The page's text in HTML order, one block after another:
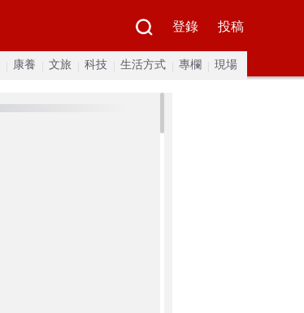
登錄 投稿
康養 文旅 科技 生活方式 專欄 現場